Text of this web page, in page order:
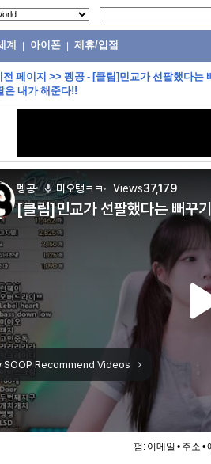
계 아이폰 제휴/입점
전 페이지 >> 펭공 - [클립]민교가 선팔했다는
은 내가 해준다!!
펌: 이메일 • 주소 •